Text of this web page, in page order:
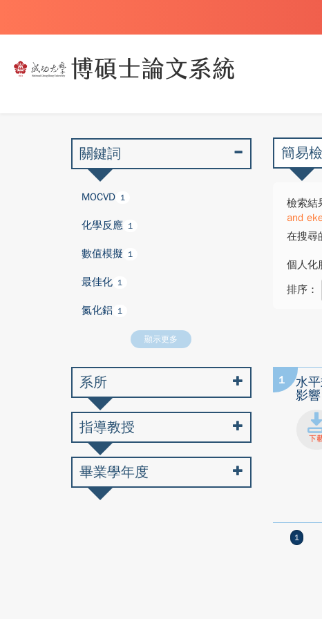
簡易
檢索結
and
在搜尋
個人化
排序：
1
水
影響
1
關鍵詞
MOCVD 1
化學反應 1
數值模擬 1
最佳化 1
氮化鋁 1
顯示更多
系所
指導教授
畢業學年度